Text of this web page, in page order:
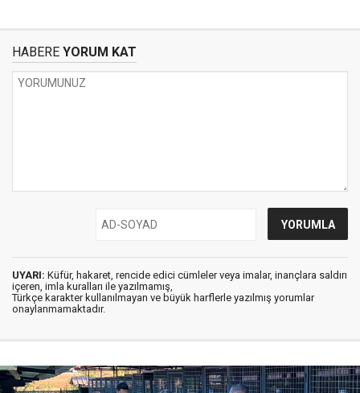
HABERE YORUM KAT
UYARI: Küfür, hakaret, rencide edici cümleler veya imalar, inançlara saldırı
içeren, imla kuralları ile yazılmamış,
Türkçe karakter kullanılmayan ve büyük harflerle yazılmış yorumlar
onaylanmamaktadır.